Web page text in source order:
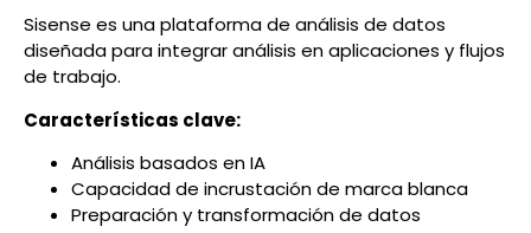
Sisense es una plataforma de análisis de datos
diseñada para integrar análisis en aplicaciones y flujos
de trabajo.
Características clave:
Análisis basados en IA
Capacidad de incrustación de marca blanca
Preparación y transformación de datos